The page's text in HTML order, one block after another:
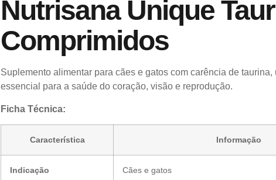
Nutrisana Unique
Comprimidos
Suplemento alimentar para cães e gatos com carência de
essencial para a saúde do coração, visão e reprodução.
Ficha Técnica:
Característica Informação
Indicação Cães e gatos